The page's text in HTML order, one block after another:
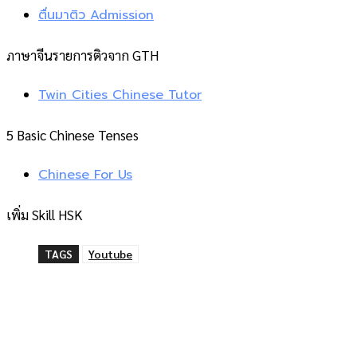
ตื่นมาติว Admission
ภาษาจีนรายการติวจาก GTH
Twin Cities Chinese Tutor
5 Basic Chinese Tenses
Chinese For Us
เพิ่ม Skill HSK
TAGS Youtube